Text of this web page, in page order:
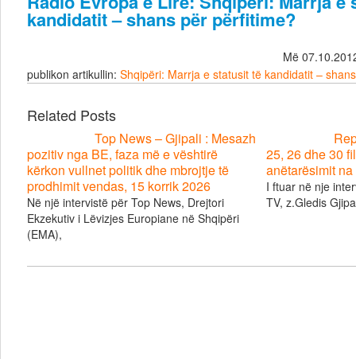
kandidatit – shans për përfitime?
Më
publikon artikullin:Shqipëri: Marrja e statusit të kandidatit –
Related Posts
Top News – Gjipali : Mesazh
pozitiv nga BE, faza më e vështirë
kërkon vullnet politik dhe mbrojtje të
prodhimit vendas, 15 korrik 2026
Në një intervistë për Top News, Drejtori
Ekzekutiv i Lëvizjes Europiane në Shqipëri
(EMA),
25, 26 dhe 30
anëtarësimit
I ftuar në nje
TV, z.Gledis